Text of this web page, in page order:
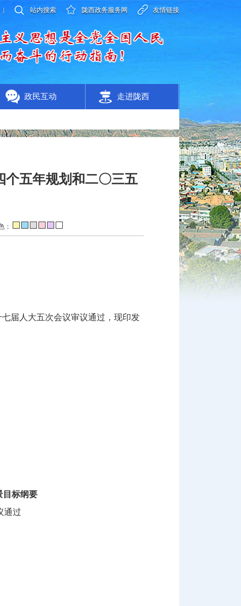
友情链接
陇西政务服务网
站内搜索
|
政民互动 走进陇西
个五年规划和二〇三五
：
届人大五次会议审议通过，现印发
目标纲要
通过